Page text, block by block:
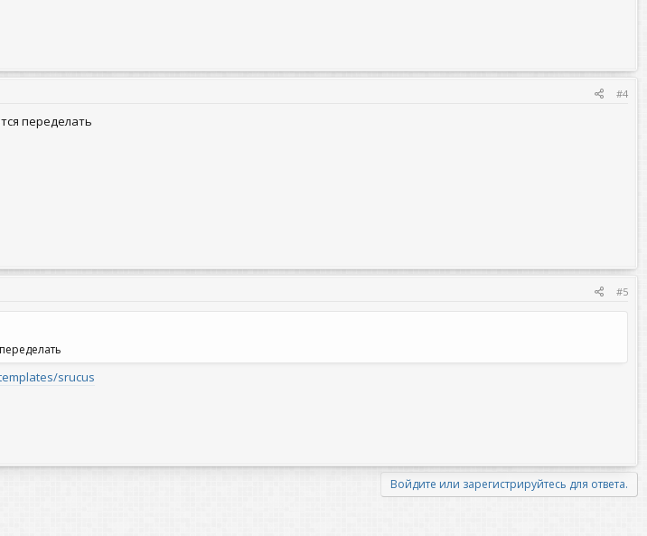
#4
переделать
#5
srucus
Войдите или зарегистрируйтесь для ответа.